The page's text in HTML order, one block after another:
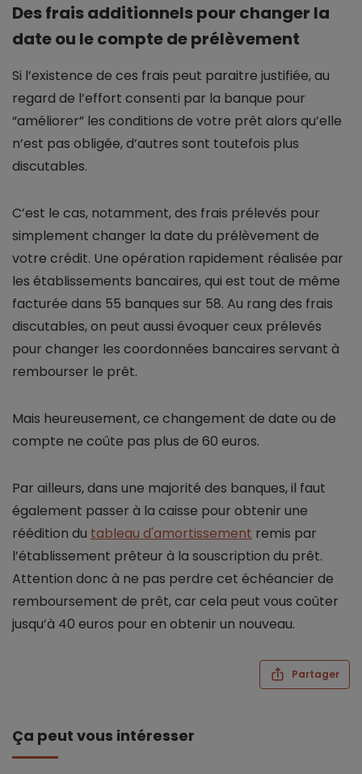
Des frais additionnels pour changer la
date ou le compte de prélèvement
Si l’existence de ces frais peut paraitre justifiée, au
regard de l’effort consenti par la banque pour
“améliorer” les conditions de votre prêt alors qu’elle
n’est pas obligée, d’autres sont toutefois plus
discutables.
C’est le cas, notamment, des frais prélevés pour
simplement changer la date du prélèvement de
votre crédit. Une opération rapidement réalisée par
les établissements bancaires, qui est tout de même
facturée dans 55 banques sur 58. Au rang des frais
discutables, on peut aussi évoquer ceux prélevés
pour changer les coordonnées bancaires servant à
rembourser le prêt.
Mais heureusement, ce changement de date ou de
compte ne coûte pas plus de 60 euros.
Par ailleurs, dans une majorité des banques, il faut
également passer à la caisse pour obtenir une
réédition du tableau d'amortissement remis par
l’établissement prêteur à la souscription du prêt.
Attention donc à ne pas perdre cet échéancier de
remboursement de prêt, car cela peut vous coûter
jusqu’à 40 euros pour en obtenir un nouveau.
Partager
Ça peut vous intéresser